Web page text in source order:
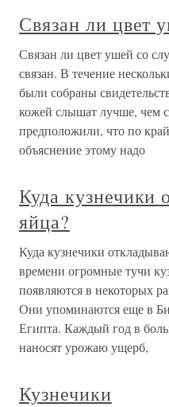
Связан ли цвет
Связан ли цвет ушей со
связан. В течение
были собраны
кожей слышат лучше, чем
предположили, что по
объяснение этому надо
Куда кузнечики
яйца?
Куда кузнечики
времени огромные тучи
появляются в некоторых
Они упоминаются еще в
Египта. Каждый год в
наносят урожаю ущерб,
Кузнечики